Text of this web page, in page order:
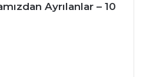
Ayrılanlar – 10